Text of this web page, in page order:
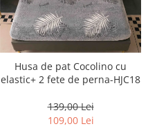
Husa de pat Cocolino cu
elastic+ 2 fete de perna-HJC18
139,00 Lei
109,00 Lei